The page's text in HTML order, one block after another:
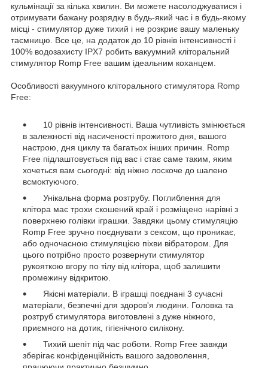
кульмінації за кілька хвилин. Ви можете насолоджуватися і
отримувати бажану розрядку в будь-який час і в будь-якому
місці - стимулятор дуже тихий і не розкриє вашу маленьку
таємницю. Все це, на додаток до 10 рівнів інтенсивності і
100% водозахисту IPX7 робить вакуумний кліторальний
стимулятор Romp Free вашим ідеальним коханцем.
Особливості вакуумного кліторального стимулятора Romp
Free:
10 рівнів інтенсивності. Ваша чутливість змінюється
в залежності від насиченості прожитого дня, вашого
настрою, дня циклу та багатьох інших причин. Romp
Free підлаштовується під вас і стає саме таким, яким
хочеться вам сьогодні: від ніжно лоскоче до шалено
всмоктуючого.
Унікальна форма розтрубу. Поглиблення для
клітора має трохи скошений край і розміщено нарівні з
поверхнею голівки іграшки. Завдяки цьому стимуляцію
Romp Free зручно поєднувати з сексом, що проникає,
або одночасною стимуляцією піхви вібратором. Для
цього потрібно просто розвернути стимулятор
рукояткою вгору по тілу від клітора, щоб залишити
промежину відкритою.
Якісні матеріали. В іграшці поєднані 3 сучасні
матеріали, безпечні для здоров'я людини. Головка та
розтруб стимулятора виготовлені з дуже ніжного,
приємного на дотик, гігієнічного силікону.
Тихий шепіт під час роботи. Romp Free завжди
зберігає конфіденційність вашого задоволення,